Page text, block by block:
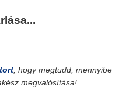
, hogy megtudd, mennyibe
megvalósítása!